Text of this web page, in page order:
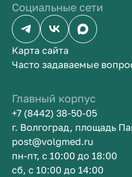
Социальные сети
Карта сайта
Часто задаваемые
Главный корпус
+7 (8442) 38-50-05
г. Волгоград, площадь
post@volgmed.ru
пн-пт, с 10:00 до 18:00
сб, с 10:00 до 14:00